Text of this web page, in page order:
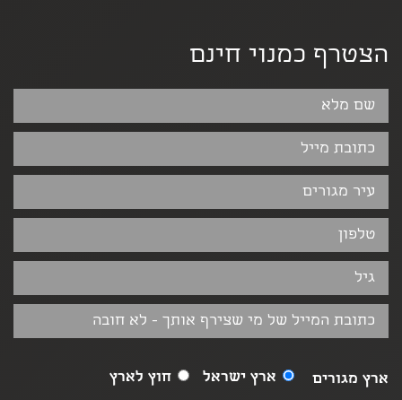
הצטרף כמנוי חינם
ארץ מגורים ארץ ישראל חוץ לארץ